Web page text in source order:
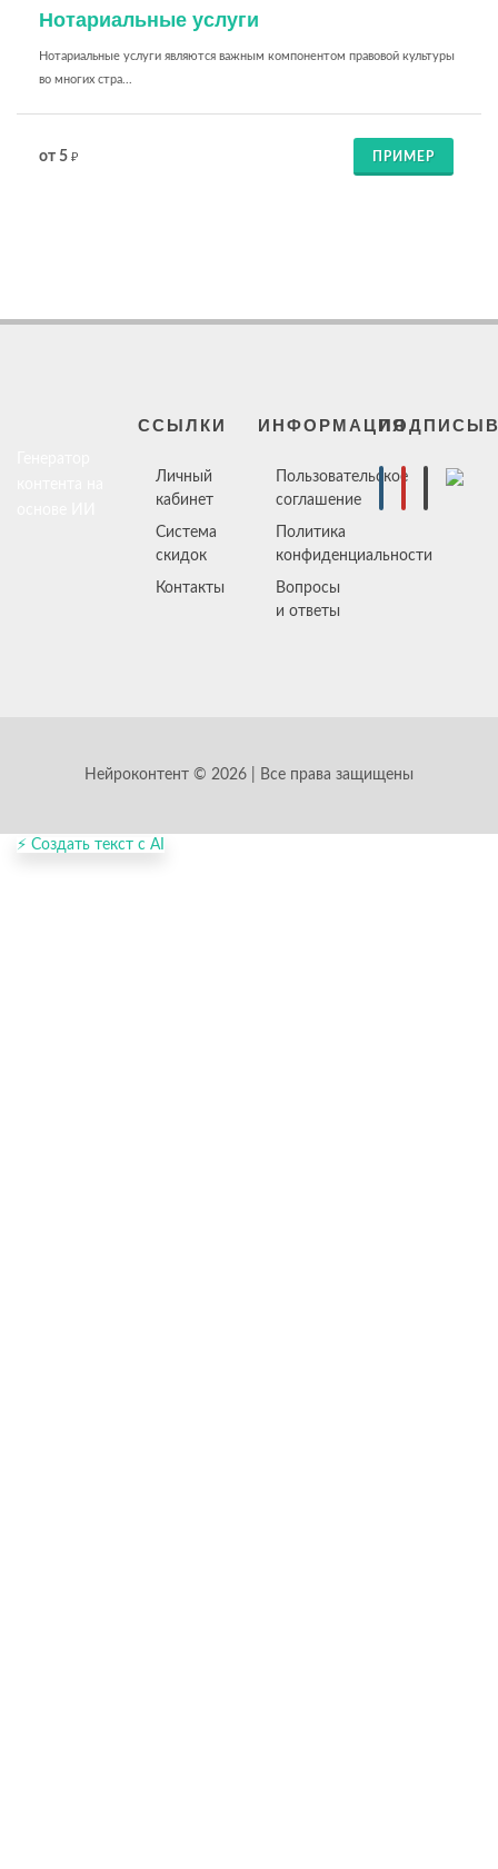
Нотариальные услуги
Нотариальные услуги являются важным компонентом правовой культуры
во многих стра...
от 5 ₽ ПРИМЕР
ССЫЛКИ
Личный
кабинет
Система
скидок
Контакты
ИНФОРМАЦИЯ
Пользовательское
соглашение
Политика
конфиденциальности
Вопросы
и ответы
Нейроконтент © 2026 | Все права защищены
⚡ Создать текст с AI